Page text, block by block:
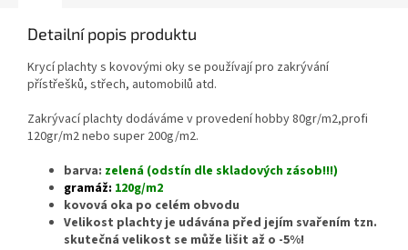
Detailní popis produktu
Krycí plachty s kovovými oky se používají pro zakrývání
přístřešků, střech, automobilů atd.
Zakrývací plachty dodáváme v provedení hobby 80gr/m2,profi
120gr/m2 nebo super 200g/m2.
barva: zelená (odstín dle skladových zásob!!!)
gramáž: 120g/m2
kovová oka po celém obvodu
Velikost plachty je udávána před jejím svařením tzn.
skutečná velikost se může lišit až o -5%!